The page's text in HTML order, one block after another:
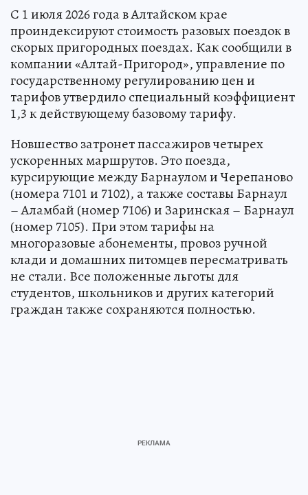
С 1 июля 2026 года в Алтайском крае
проиндексируют стоимость разовых поездок в
скорых пригородных поездах. Как сообщили в
компании «Алтай-Пригород», управление по
государственному регулированию цен и
тарифов утвердило специальный коэффициент
1,3 к действующему базовому тарифу.
Новшество затронет пассажиров четырех
ускоренных маршрутов. Это поезда,
курсирующие между Барнаулом и Черепаново
(номера 7101 и 7102), а также составы Барнаул
– Аламбай (номер 7106) и Заринская – Барнаул
(номер 7105). При этом тарифы на
многоразовые абонементы, провоз ручной
клади и домашних питомцев пересматривать
не стали. Все положенные льготы для
студентов, школьников и других категорий
граждан также сохраняются полностью.